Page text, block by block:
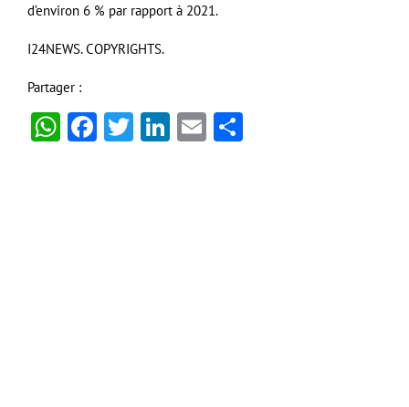
d’environ 6 % par rapport à 2021.
I24NEWS. COPYRIGHTS.
Partager :
WhatsApp
Facebook
Twitter
LinkedIn
Email